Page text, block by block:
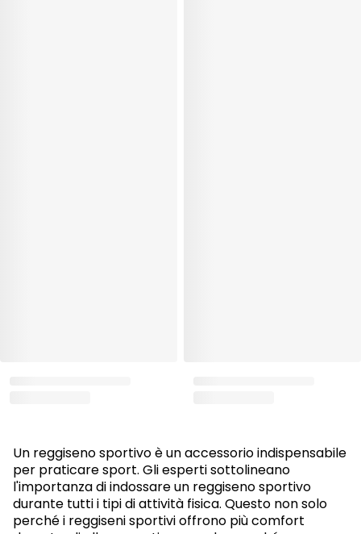
Un reggiseno sportivo è un accessorio indispensabile
per praticare sport. Gli esperti sottolineano
l'importanza di indossare un reggiseno sportivo
durante tutti i tipi di attività fisica. Questo non solo
perché i reggiseni sportivi offrono più comfort